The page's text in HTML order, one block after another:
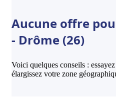
Aucune offre
- Drôme (26)
Voici quelques conseils :
élargissez votre zone